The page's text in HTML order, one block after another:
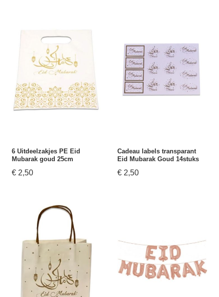
6 Uitdeelzakjes PE Eid
Mubarak goud 25cm
€ 2,50
Cadeau labels transparant
Eid Mubarak Goud 14stuks
€ 2,50